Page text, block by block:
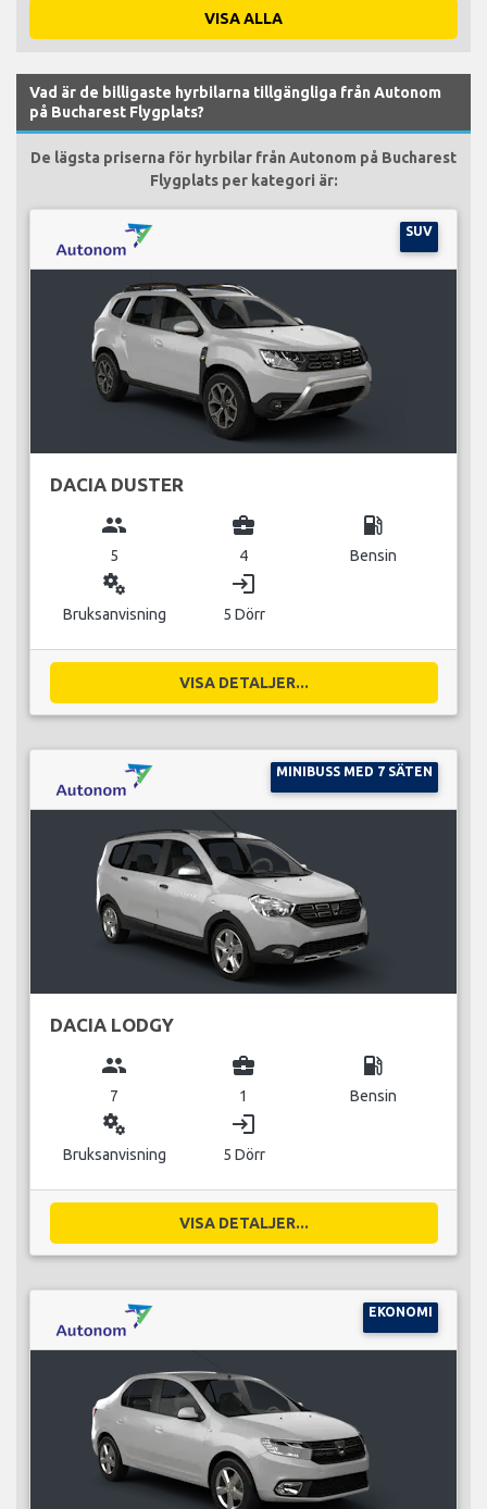
VISA ALLA
Vad är de billigaste hyrbilarna tillgängliga från Autonom
på Bucharest Flygplats?
De lägsta priserna för hyrbilar från Autonom på Bucharest
Flygplats per kategori är:
SUV
DACIA DUSTER
group
5
business_center
4
local_gas_station
Bensin
miscellaneous_services
Bruksanvisning
login
5 Dörr
VISA DETALJER...
MINIBUSS MED 7 SÄTEN
DACIA LODGY
group
7
business_center
1
local_gas_station
Bensin
miscellaneous_services
Bruksanvisning
login
5 Dörr
VISA DETALJER...
EKONOMI